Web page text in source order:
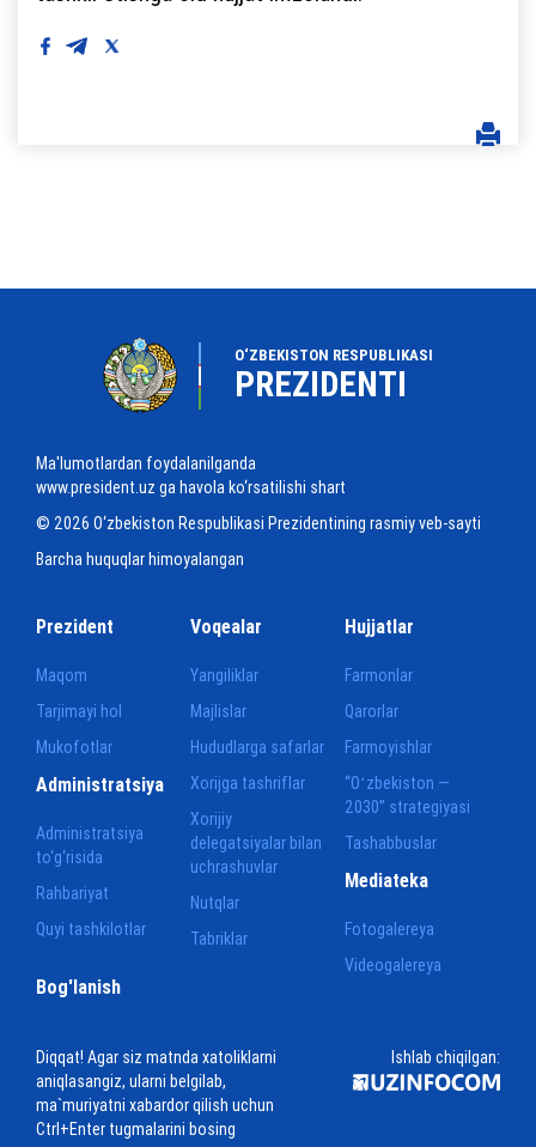
O‘ZBEKISTON RESPUBLIKASI
PREZIDENTI
Ma'lumotlardan foydalanilganda
www.president.uz ga havola ko‘rsatilishi shart
© 2026 O‘zbekiston Respublikasi Prezidentining rasmiy veb-sayti
Barcha huquqlar himoyalangan
Prezident
Maqom
Tarjimayi hol
Mukofotlar
Voqealar
Yangiliklar
Majlislar
Hududlarga safarlar
Xorijga tashriflar
Xorijiy
delegatsiyalar bilan
uchrashuvlar
Nutqlar
Tabriklar
Hujjatlar
Farmonlar
Qarorlar
Farmoyishlar
“Oʻzbekiston —
2030” strategiyasi
Tashabbuslar
Administratsiya
Administratsiya
to‘g‘risida
Rahbariyat
Quyi tashkilotlar
Mediateka
Fotogalereya
Videogalereya
Bog'lanish
Diqqat! Agar siz matnda xatoliklarni
aniqlasangiz, ularni belgilab,
ma`muriyatni xabardor qilish uchun
Ctrl+Enter tugmalarini bosing
Ishlab chiqilgan: